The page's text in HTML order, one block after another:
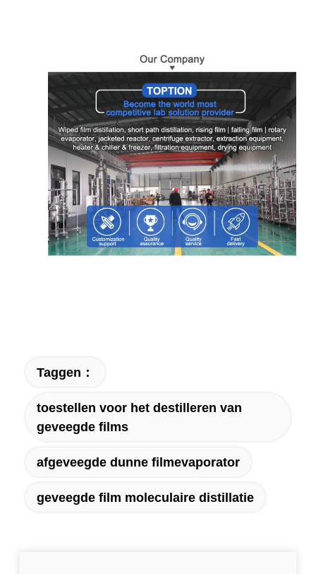
Taggen：
toestellen voor het destilleren van
geveegde films
afgeveegde dunne filmevaporator
geveegde film moleculaire distillatie